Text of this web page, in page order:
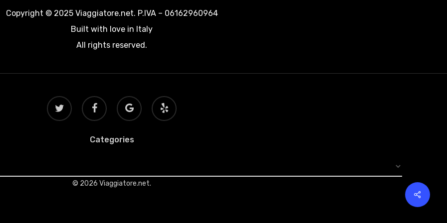
Copyright © 2025 Viaggiatore.net. P.IVA – 06162960964
Built with love in Italy
All rights reserved.
twitter facebook
google-
plus
yelp
Categories
© 2026 Viaggiatore.net.